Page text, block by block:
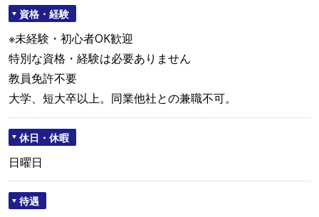
資格・経験
※未経験・初心者OK歓迎
特別な資格・経験は必要ありません
教員免許不要
大学、短大卒以上。同業他社との兼職不可。
休日・休暇
日曜日
待遇